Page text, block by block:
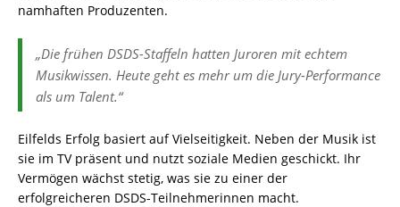
namhaften Produzenten.
„Die frühen DSDS-Staffeln hatten Juroren mit echtem
Musikwissen. Heute geht es mehr um die Jury-Performance
als um Talent.“
Eilfelds Erfolg basiert auf Vielseitigkeit. Neben der Musik ist
sie im TV präsent und nutzt soziale Medien geschickt. Ihr
Vermögen wächst stetig, was sie zu einer der
erfolgreicheren DSDS-Teilnehmerinnen macht.